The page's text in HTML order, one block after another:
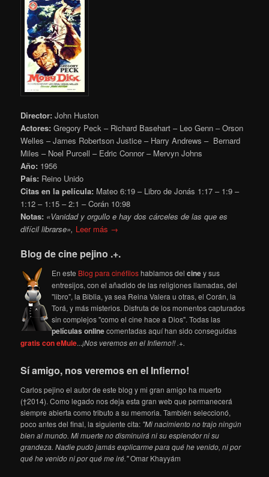
Director:John Huston
Actores: Gregory Peck – Richard Basehart – Leo Genn – Orson
Welles – James Robertson Justice – Harry Andrews – Bernard
Miles – Noel Purcell – Edric Connor – Mervyn Johns
Año: 1956
País: Reino Unido
Citas en la película: Mateo 6:19 – Libro de Jonás 1:17 – 1:9 –
1:12 – 1:15 – 2:1 – Corán 10:98
Notas: «Vanidad y orgullo e hay dos cárceles de las que es
difícil librarse», Leer más →
Blog de cine pejino .+.
En este Blog para cinéfiloshablamos delciney sus
entresijos, con el añadido de las religiones llamadas, del
"libro", la Biblia, ya sea Reina Valera u otras, el Corán, la
Torá, y más misterios. Disfruta de los momentos capturados
sin complejos "como el cine hace a Dios". Todas las
películas onlinecomentadas aquí han sido conseguidas
gratis con eMule...¡Nos veremos en el Infierno!! .+.
Sí amigo, nos veremos en el Infierno!
Carlos pejino el autor de este blog y mi gran amigo ha muerto
(†2014). Como legado nos deja esta gran web que permanecerá
siempre abierta como tributo a su memoria. También seleccionó,
poco antes del final, la siguiente cita: "Mi nacimiento no trajo ningún
bien al mundo. Mi muerte no disminuirá ni su esplendor ni su
grandeza. Nadie pudo jamás explicarme para qué he venido, ni por
qué he venido ni por qué me iré."Omar Khayyám